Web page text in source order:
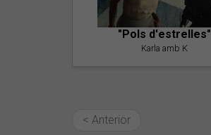
"Pols d'estrelles"
Karla amb K
< Anterior